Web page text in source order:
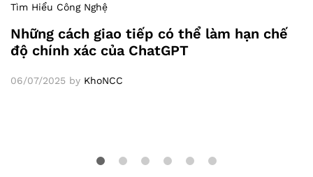
Tìm Hiểu Công Nghệ
Những cách giao tiếp có thể làm hạn chế
độ chính xác của ChatGPT
06/07/2025 by KhoNCC